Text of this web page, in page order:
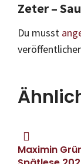
Zeter –
Du musst
Maximin